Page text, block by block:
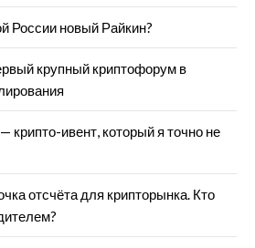
России новый Райкин?
крупный криптофорум в
ивент, который я точно не
отсчёта для крипторынка. Кто